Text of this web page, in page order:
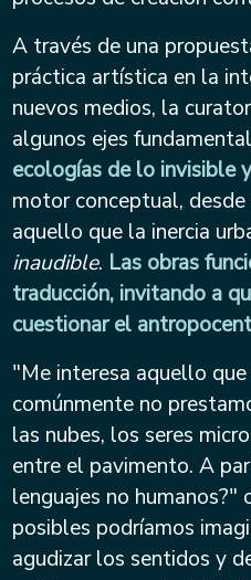
A través de una
práctica artística en la
nuevos medios, la
algunos ejes
ecologías de lo invisible
motor conceptual,
aquello que la inercia
inaudible. Las obras
traducción, invitando a
cuestionar el
"Me interesa aquello
comúnmente no
las nubes, los seres
entre el pavimento. A
lenguajes no humanos?"
posibles podríamos
agudizar los sentidos y